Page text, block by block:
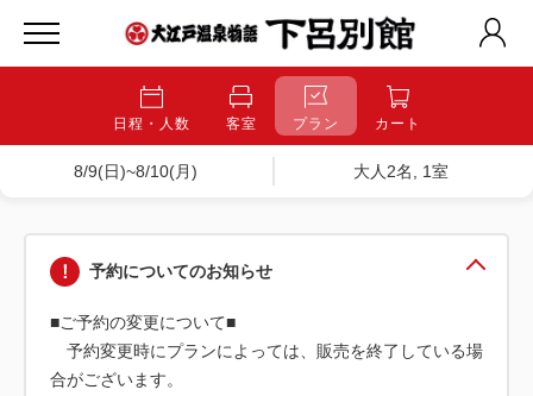
日程・人数 客室 プラン カート
8/9(日)~8/10(月) 大人2名, 1室
予約についてのお知らせ
■ご予約の変更について■
予約変更時にプランによっては、販売を終了している場
合がございます。